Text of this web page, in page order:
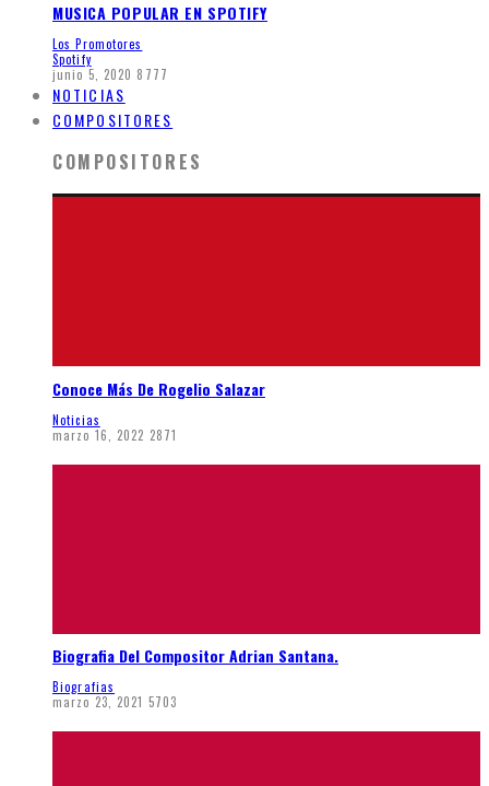
MUSICA POPULAR EN SPOTIFY
Los Promotores
Spotify
junio 5, 2020 8777
NOTICIAS
COMPOSITORES
COMPOSITORES
Conoce Más De Rogelio Salazar
Noticias
marzo 16, 2022 2871
Biografia Del Compositor Adrian Santana.
Biografias
marzo 23, 2021 5703